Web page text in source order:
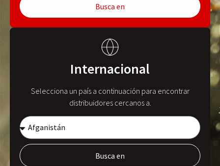
Busca en
Internacional
Selecciona un país a continuación para encontrar
distribuidores cercanos a.
Busca en